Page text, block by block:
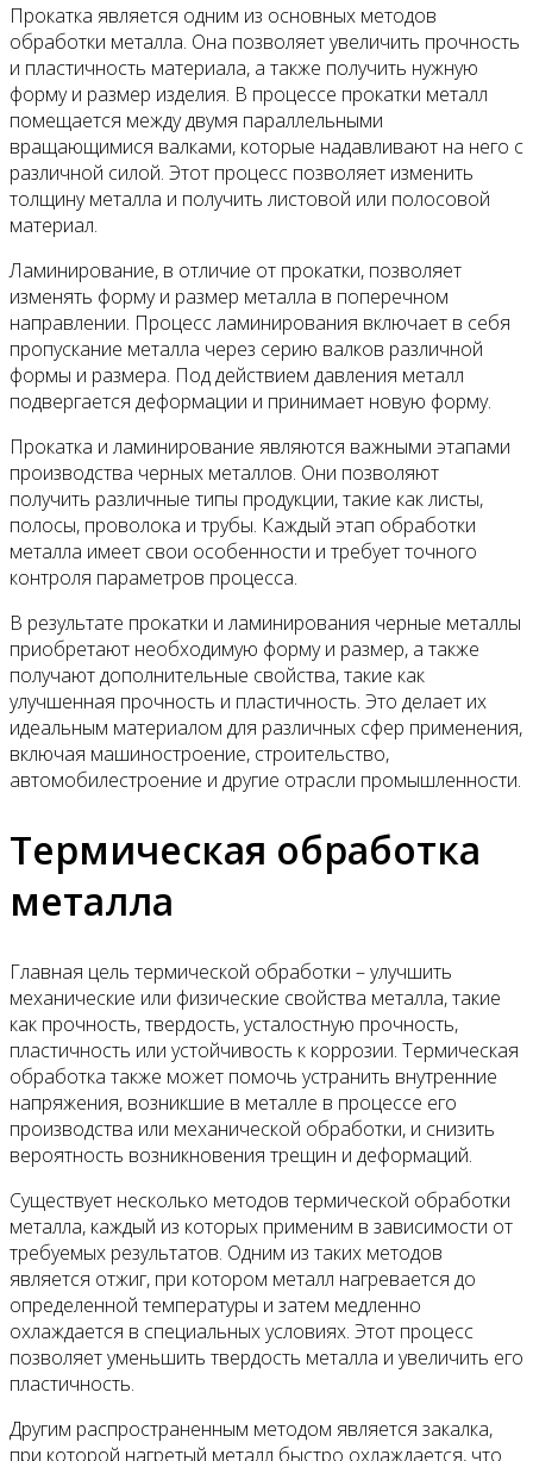
Прокатка является одним из основных методов
обработки металла. Она позволяет увеличить прочность
и пластичность материала, а также получить нужную
форму и размер изделия. В процессе прокатки металл
помещается между двумя параллельными
вращающимися валками, которые надавливают на него с
различной силой. Этот процесс позволяет изменить
толщину металла и получить листовой или полосовой
материал.
Ламинирование, в отличие от прокатки, позволяет
изменять форму и размер металла в поперечном
направлении. Процесс ламинирования включает в себя
пропускание металла через серию валков различной
формы и размера. Под действием давления металл
подвергается деформации и принимает новую форму.
Прокатка и ламинирование являются важными этапами
производства черных металлов. Они позволяют
получить различные типы продукции, такие как листы,
полосы, проволока и трубы. Каждый этап обработки
металла имеет свои особенности и требует точного
контроля параметров процесса.
В результате прокатки и ламинирования черные металлы
приобретают необходимую форму и размер, а также
получают дополнительные свойства, такие как
улучшенная прочность и пластичность. Это делает их
идеальным материалом для различных сфер применения,
включая машиностроение, строительство,
автомобилестроение и другие отрасли промышленности.
Термическая обработка
металла
Главная цель термической обработки – улучшить
механические или физические свойства металла, такие
как прочность, твердость, усталостную прочность,
пластичность или устойчивость к коррозии. Термическая
обработка также может помочь устранить внутренние
напряжения, возникшие в металле в процессе его
производства или механической обработки, и снизить
вероятность возникновения трещин и деформаций.
Существует несколько методов термической обработки
металла, каждый из которых применим в зависимости от
требуемых результатов. Одним из таких методов
является отжиг, при котором металл нагревается до
определенной температуры и затем медленно
охлаждается в специальных условиях. Этот процесс
позволяет уменьшить твердость металла и увеличить его
пластичность.
Другим распространенным методом является закалка,
при которой нагретый металл быстро охлаждается, что